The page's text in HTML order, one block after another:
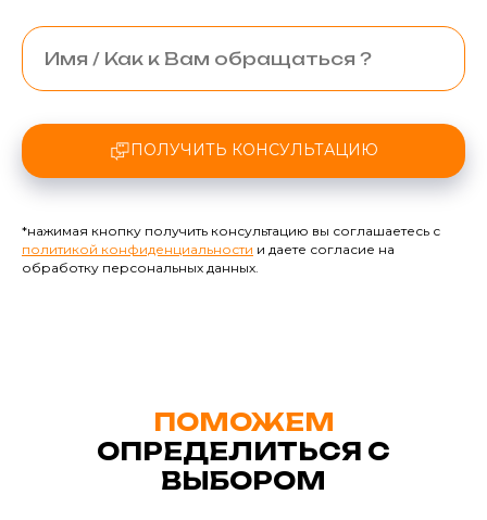
ПОЛУЧИТЬ КОНСУЛЬТАЦИЮ
*нажимая кнопку получить консультацию вы соглашаетесь с
политикой конфиденциальности и даете согласие на
обработку персональных данных.
ПОМОЖЕМ
ОПРЕДЕЛИТЬСЯ С
ВЫБОРОМ